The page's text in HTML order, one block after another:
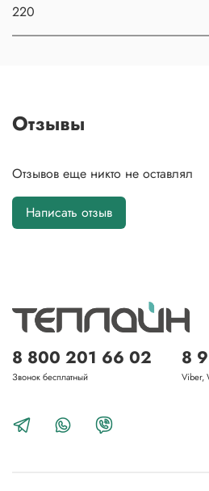
220
Отзывы
Отзывов еще никто не оставлял
Написать отзыв
8 800 201 66 02
Звонок бесплатный
8
Viber,